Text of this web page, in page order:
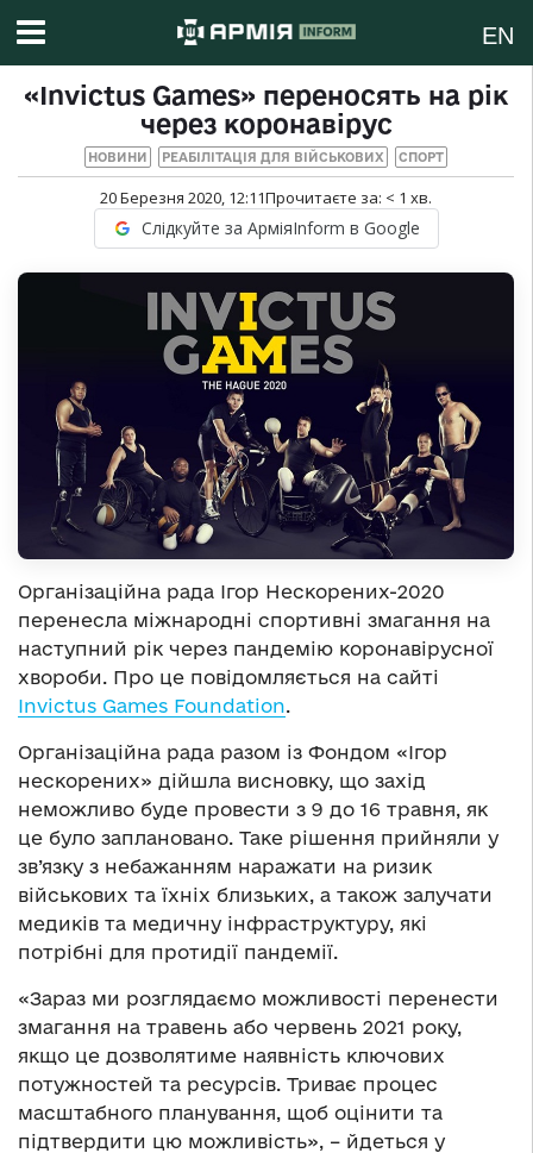
EN
«Invictus Games» переносять на рік
через коронавірус
НОВИНИ РЕАБІЛІТАЦІЯ ДЛЯ ВІЙСЬКОВИХ СПОРТ
20 Березня 2020, 12:11Прочитаєте за: < 1 хв.
Слідкуйте за АрміяInform в Google
Організаційна рада Ігор Нескорених-2020
перенесла міжнародні спортивні змагання на
наступний рік через пандемію коронавірусної
хвороби. Про це повідомляється на сайті
Invictus Games Foundation.
Організаційна рада разом із Фондом «Ігор
нескорених» дійшла висновку, що захід
неможливо буде провести з 9 до 16 травня, як
це було заплановано. Таке рішення прийняли у
зв’язку з небажанням наражати на ризик
військових та їхніх близьких, а також залучати
медиків та медичну інфраструктуру, які
потрібні для протидії пандемії.
«Зараз ми розглядаємо можливості перенести
змагання на травень або червень 2021 року,
якщо це дозволятиме наявність ключових
потужностей та ресурсів. Триває процес
масштабного планування, щоб оцінити та
підтвердити цю можливість», – йдеться у